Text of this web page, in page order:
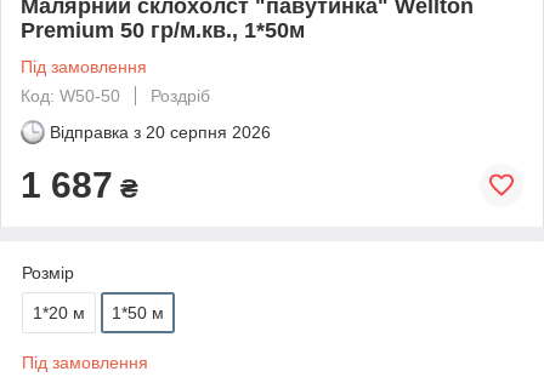
Малярний склохолст "павутинка" Wellton
Premium 50 гр/м.кв., 1*50м
Під замовлення
Код: W50-50
Роздріб
Відправка з 20 серпня 2026
1 687 ₴
Розмір
1*20 м 1*50 м
Під замовлення